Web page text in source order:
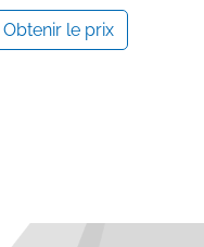
Obtenir le prix